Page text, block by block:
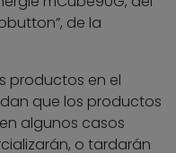
de la
productos en el
que los productos
algunos casos
o tardarán